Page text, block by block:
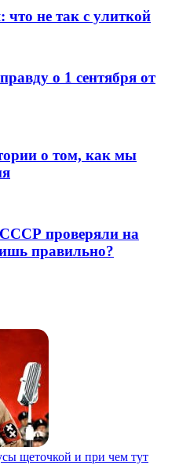
что не так с улиткой
о 1 сентября от
о том, как мы
СССР проверяли на
правильно?
щеточкой и при чем тут